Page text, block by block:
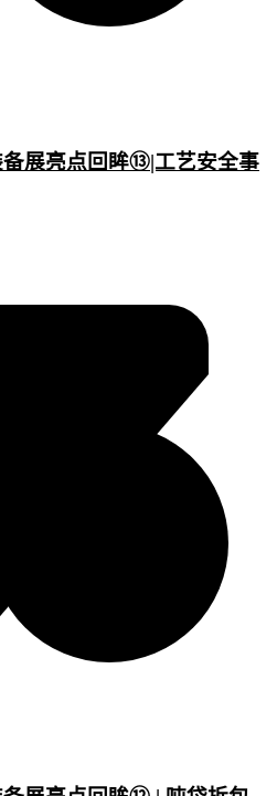
展亮点回眸⑬|工艺安全事